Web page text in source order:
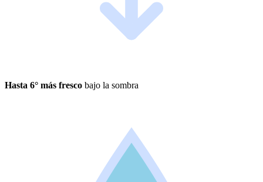
Hasta 6° más fresco bajo la sombra